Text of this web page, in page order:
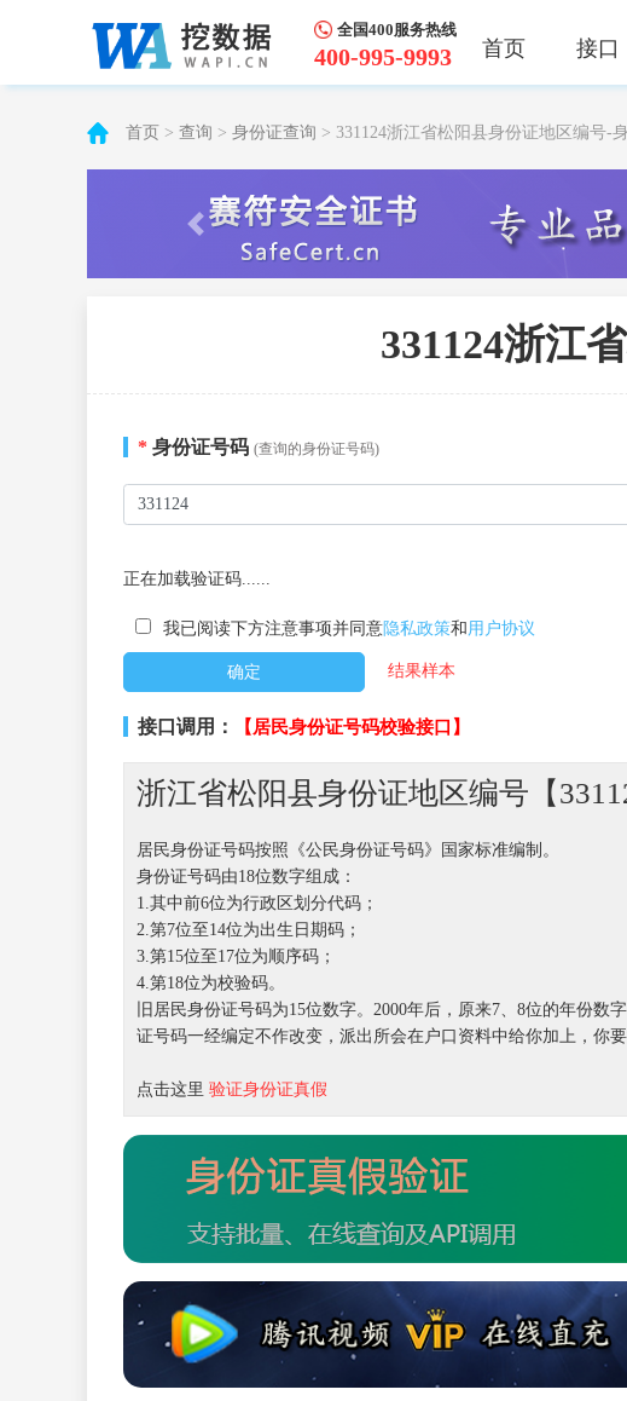
全国400服务热线
400-995-9993 首页 接口
首页 > 查询 > 身份证查询 > 331124浙江省松阳县身份证地区编号-
331124浙江
* 身份证号码 (查询的身份证号码)
正在加载验证码......
我已阅读下方注意事项并同意隐私政策和 用户协议
结果样本
接口调用： 【居民身份证号码校验接口】
浙江省松阳县身份证地区编号【
居民身份证号码按照《公民身份证号码》国家标准编制。
身份证号码由18位数字组成：
1.其中前6位为行政区划分代码；
2.第7位至14位为出生日期码；
3.第15位至17位为顺序码；
4.第18位为校验码。
旧居民身份证号码为15位数字。2000年后，原来7、8位的年份
证号码一经编定不作改变，派出所会在户口资料中给你加上，你
点击这里 验证身份证真假